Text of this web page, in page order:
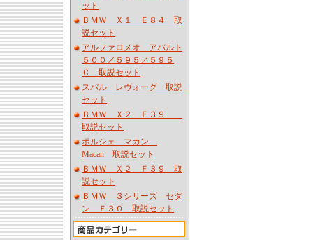
ット
ＢＭＷ Ｘ１ Ｅ８４ 取
説セット
アルファロメオ アバルト
５００／５９５／５９５
Ｃ 取説セット
スバル レヴォーグ 取説
セット
ＢＭＷ Ｘ２ Ｆ３９
取説セット
ポルシェ マカン
Macan 取説セット
ＢＭＷ Ｘ２ Ｆ３９ 取
説セット
ＢＭＷ ３シリーズ セダ
ン Ｆ３０ 取説セット